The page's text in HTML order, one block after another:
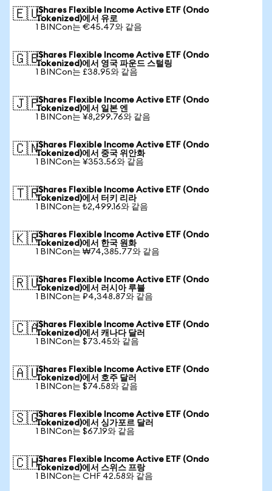
🇪🇺iShares Flexible Income Active ETF (Ondo
Tokenized)에서 유로
1 BINCon는 €45.47와 같음
🇬🇧iShares Flexible Income Active ETF (Ondo
Tokenized)에서 영국 파운드 스털링
1 BINCon는 £38.95와 같음
🇯🇵iShares Flexible Income Active ETF (Ondo
Tokenized)에서 일본 엔
1 BINCon는 ¥8,299.76와 같음
🇨🇳iShares Flexible Income Active ETF (Ondo
Tokenized)에서 중국 위안화
1 BINCon는 ¥353.56와 같음
🇹🇷iShares Flexible Income Active ETF (Ondo
Tokenized)에서 터키 리라
1 BINCon는 ₺2,499.16와 같음
🇰🇷iShares Flexible Income Active ETF (Ondo
Tokenized)에서 한국 원화
1 BINCon는 ₩74,385.77와 같음
🇷🇺iShares Flexible Income Active ETF (Ondo
Tokenized)에서 러시아 루블
1 BINCon는 ₽4,348.87와 같음
🇨🇦iShares Flexible Income Active ETF (Ondo
Tokenized)에서 캐나다 달러
1 BINCon는 $73.45와 같음
🇦🇺iShares Flexible Income Active ETF (Ondo
Tokenized)에서 호주 달러
1 BINCon는 $74.58와 같음
🇸🇬iShares Flexible Income Active ETF (Ondo
Tokenized)에서 싱가포르 달러
1 BINCon는 $67.19와 같음
🇨🇭iShares Flexible Income Active ETF (Ondo
Tokenized)에서 스위스 프랑
1 BINCon는 CHF 42.58와 같음